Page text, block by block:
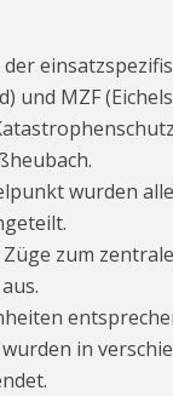
und MZF
wurden
zum
in